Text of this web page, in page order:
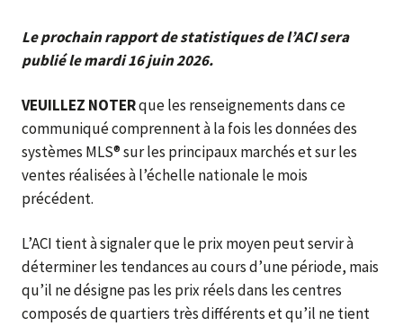
Le prochain rapport de statistiques de l’ACI sera
publié le mardi 16 juin 2026.
VEUILLEZ NOTERque les renseignements dans ce
communiqué comprennent à la fois les données des
systèmes MLS® sur les principaux marchés et sur les
ventes réalisées à l’échelle nationale le mois
précédent.
L’ACI tient à signaler que le prix moyen peut servir à
déterminer les tendances au cours d’une période, mais
qu’il ne désigne pas les prix réels dans les centres
composés de quartiers très différents et qu’il ne tient